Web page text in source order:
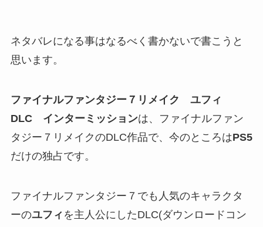
ネタバレになる事はなるべく書かないで書こうと
思います。
ファイナルファンタジー７リメイク ユフィ
DLC インターミッションは、ファイナルファン
タジー７リメイクのDLC作品で、今のところはPS5
だけの独占です。
ファイナルファンタジー７でも人気のキャラクタ
ーのユフィ を主人公にしたDLC(ダウンロードコン